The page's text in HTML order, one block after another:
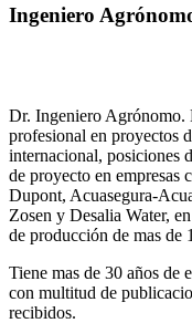
Ingeniero
Dr. Ingeniero Agrónomo.
profesional en proyectos
internacional, posiciones
de proyecto en empresas
Dupont, Acuasegura-
Zosen y Desalia Water,
de producción de mas de
Tiene mas de 30 años de
con multitud de
recibidos.